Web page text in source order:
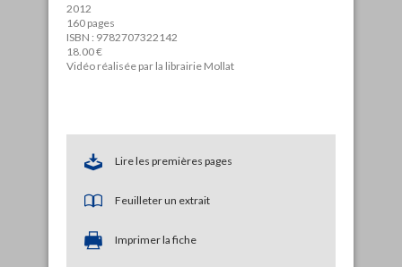
2012
160 pages
ISBN : 9782707322142
18.00 €
Vidéo réalisée par la librairie Mollat
Lire les premières pages
Feuilleter un extrait
Imprimer la fiche